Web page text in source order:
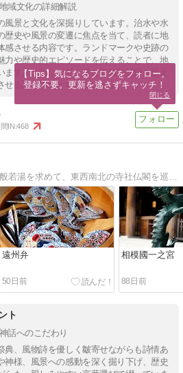
域文化の詳細解説
風景と文化を深掘りしています。治水や水
歴史や風景の変遷に焦点を当て、読者に地
感させる内容です。ランドマークや史跡の
力や歴史的エピソードを伝えることで、地
す。これにより、単なる散策記録を超え
せる記事構成となっています。
間IN:468
寺Ｗａｌｋｅｒ参上！般若湯を求めて、東西南北の寺社仏閣を巡礼中！
遠州弁
50日前
相模國一之宮
88日前
ト
話へのこだわり
典、風物詩を優しく皺寄せながらも詩情あ
神様、風景への感動を深く掘り下げ、歴史
【Tips】気になるブログをフォロー。
登録不要。更新を逃さずキャッチ！
閉じる